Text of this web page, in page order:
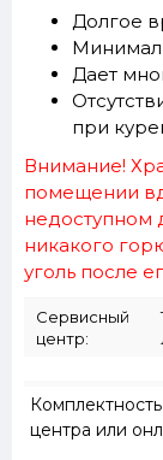
Долгое
Дает
при
Внимание!
помещении
никакого
уголь после
Сервисный
центр:
центра или